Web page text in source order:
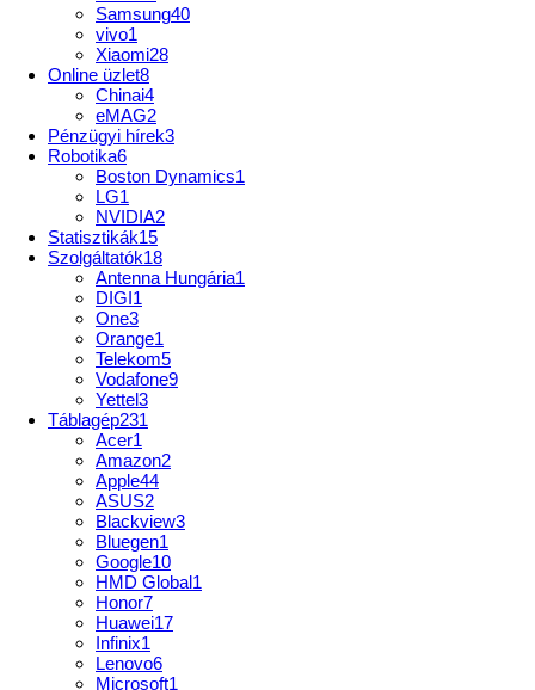
Samsung40
vivo1
Xiaomi28
Online üzlet8
Chinai4
eMAG2
Pénzügyi hírek3
Robotika6
Boston Dynamics1
LG1
NVIDIA2
Statisztikák15
Szolgáltatók18
Antenna Hungária1
DIGI1
One3
Orange1
Telekom5
Vodafone9
Yettel3
Táblagép231
Acer1
Amazon2
Apple44
ASUS2
Blackview3
Bluegen1
Google10
HMD Global1
Honor7
Huawei17
Infinix1
Lenovo6
Microsoft1